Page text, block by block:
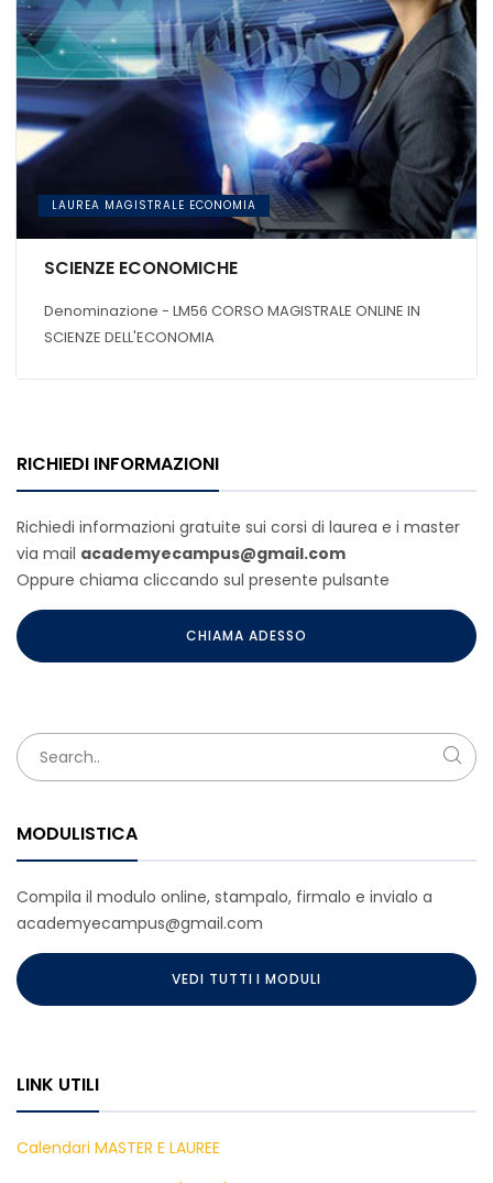
LAUREA MAGISTRALE ECONOMIA
SCIENZE ECONOMICHE
Denominazione - LM56 CORSO MAGISTRALE ONLINE IN
SCIENZE DELL'ECONOMIA
RICHIEDI INFORMAZIONI
Richiedi informazioni gratuite sui corsi di laurea e i master
via mail academyecampus@gmail.com
Oppure chiama cliccando sul presente pulsante
CHIAMA ADESSO
MODULISTICA
Compila il modulo online, stampalo, firmalo e invialo a
academyecampus@gmail.com
VEDI TUTTI I MODULI
LINK UTILI
Calendari MASTER E LAUREE